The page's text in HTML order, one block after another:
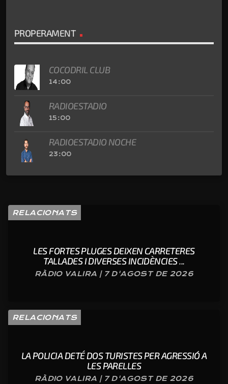
PROPERAMENT
COCODRIL CLUB
14:00
RADIOESTADIO
15:00
RADIOESTADIO NOCHE
23:00
RELACIONATS
LES FORTES PLUGES DEIXEN CARRETERES
TALLADES I DIVERSES INCIDÈNCIES ...
RÀDIO VALIRA | 7 D'AGOST DE 2026
RELACIONATS
LA POLICIA DETÉ DOS TURISTES PER AGRESSIÓ A
LES PARELLES
RÀDIO VALIRA | 7 D'AGOST DE 2026